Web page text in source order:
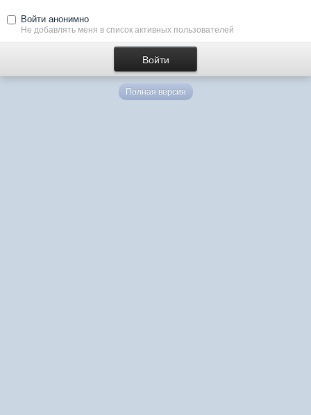
Войти анонимно
Не добавлять меня в список активных пользователей
Полная версия